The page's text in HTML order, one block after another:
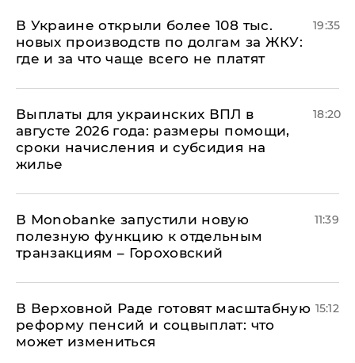
В Украине открыли более 108 тыс.
новых производств по долгам за ЖКУ:
где и за что чаще всего не платят
19:35
Выплаты для украинских ВПЛ в
августе 2026 года: размеры помощи,
сроки начисления и субсидия на
жилье
18:20
В Мonobankе запустили новую
полезную функцию к отдельным
транзакциям – Гороховский
11:39
В Верховной Раде готовят масштабную
реформу пенсий и соцвыплат: что
может измениться
15:12